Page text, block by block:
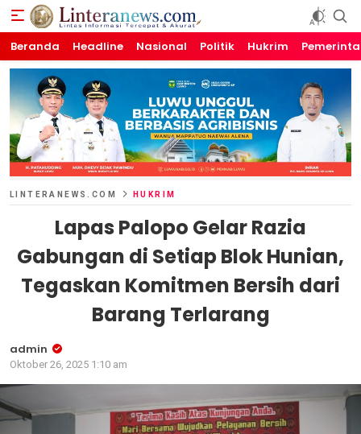
Linteranews.com
Lintas Informasi Tercepat dan Akurat
Beranda Headline Nasional Politik Hukrim
LINTERANEWS.COM HUKRIM
Lapas Palopo Gelar Razia
Gabungan di Setiap Blok Hunian,
Tegaskan Komitmen Bersih dari
Barang Terlarang
admin
Oktober 26, 2025 1:10 am